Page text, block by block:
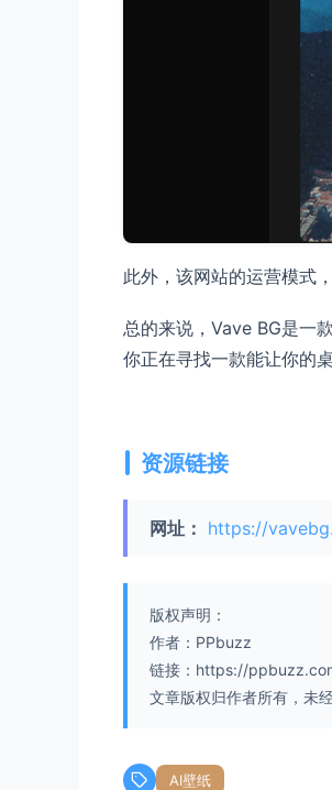
此外，该网站的运营模式
总的来说，Vave BG是一
你正在寻找一款能让你的
资源链接
网址： https://
版权声明：
作者：PPbuzz
链接：https://
文章版权归作者所有，未
AI壁纸